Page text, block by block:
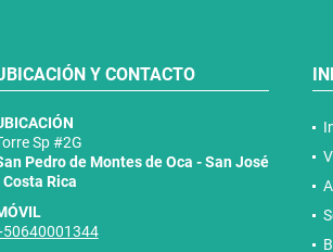
Y CONTACTO
Sp #2G
Pedro de Montes de Oca - San José
Costa Rica